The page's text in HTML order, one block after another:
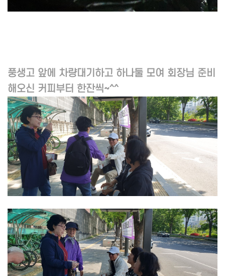
풍생고 앞에 차량대기하고 하나둘 모여 회장님 준비
해오신 커피부터 한잔씩~^^